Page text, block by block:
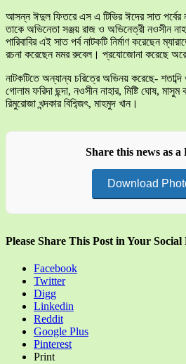
আসন্ন ঈদুল ফিতরে এস এ টিভির ঈদের সাত পর্বের
তাকে অভিনেতা সঞ্জয় রাজ ও অভিনেত্রী নওসীন
পারিবাবির এই সাত পর্ব নাটকটি নির্মাণ করেছেন
রচনা করেছেন মমর রুবেল। প্রযোজোনা করেছে
নাটকটিতে অন্যান্য চরিত্রে অভিনয় করেছে- শতাব্দি
গোলাম ফরিদা ছন্দা, নওসীন নাহার, মিষ্টি ঘোষ,
রিমুরোজা খন্দকার বিশ্ব্জিৎ, মাহমুদ খান।
Share this news as
Download
Please Share This Post in Your Social
Facebook
Twitter
Digg
Linkedin
Reddit
Google Plus
Pinterest
Print